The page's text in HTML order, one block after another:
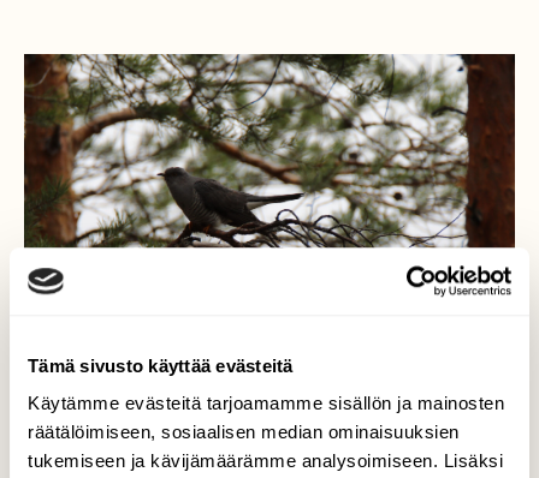
Tämä sivusto käyttää evästeitä
Käytämme evästeitä tarjoamamme sisällön ja mainosten
räätälöimiseen, sosiaalisen median ominaisuuksien
tukemiseen ja kävijämäärämme analysoimiseen. Lisäksi
Käki, koiras